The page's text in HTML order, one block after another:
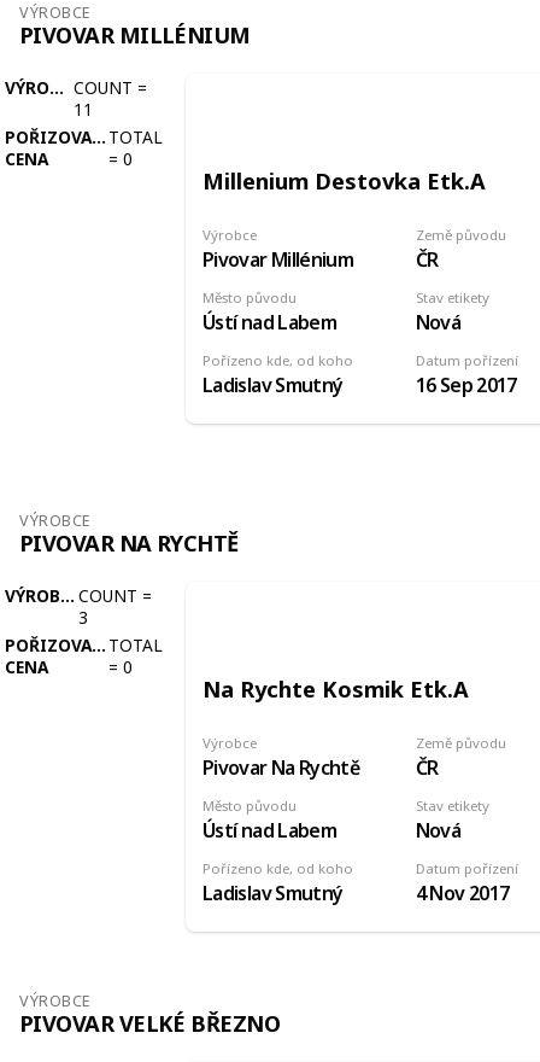
VÝROBCE
PIVOVAR MILLÉNIUM
VÝROBCE COUNT =
11
POŘIZOVACÍ
CENA
TOTAL
= 0
Millenium Destovka Etk.A
Výrobce
Pivovar Millénium
Země původu
ČR
Pořízeno kde, od koho
Ladislav Smutný
Stav etikety
Nová
Datum pořízení
16 Sep 2017
Město původu
Ústí nad Labem
VÝROBCE
PIVOVAR NA RYCHTĚ
VÝROBCE COUNT =
3
POŘIZOVACÍ
CENA
TOTAL
= 0
Na Rychte Kosmik Etk.A
Výrobce
Pivovar Na Rychtě
Země původu
ČR
Pořízeno kde, od koho
Ladislav Smutný
Stav etikety
Nová
Datum pořízení
4 Nov 2017
Město původu
Ústí nad Labem
VÝROBCE
PIVOVAR VELKÉ BŘEZNO